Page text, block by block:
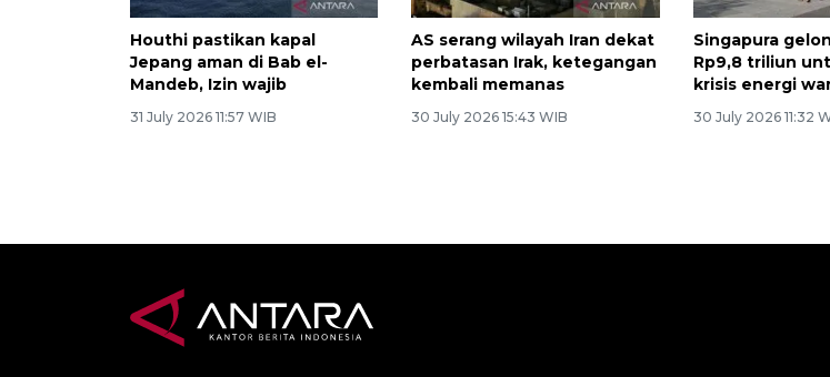
Houthi pastikan kapal
Jepang aman di Bab el-
Mandeb, Izin wajib
31 July 2026 11:57 WIB
AS serang wilayah Iran dekat
perbatasan Irak, ketegangan
kembali memanas
30 July 2026 15:43 WIB
Singapura
Rp9,8 triliun
krisis energi
30 July 2026 11:32